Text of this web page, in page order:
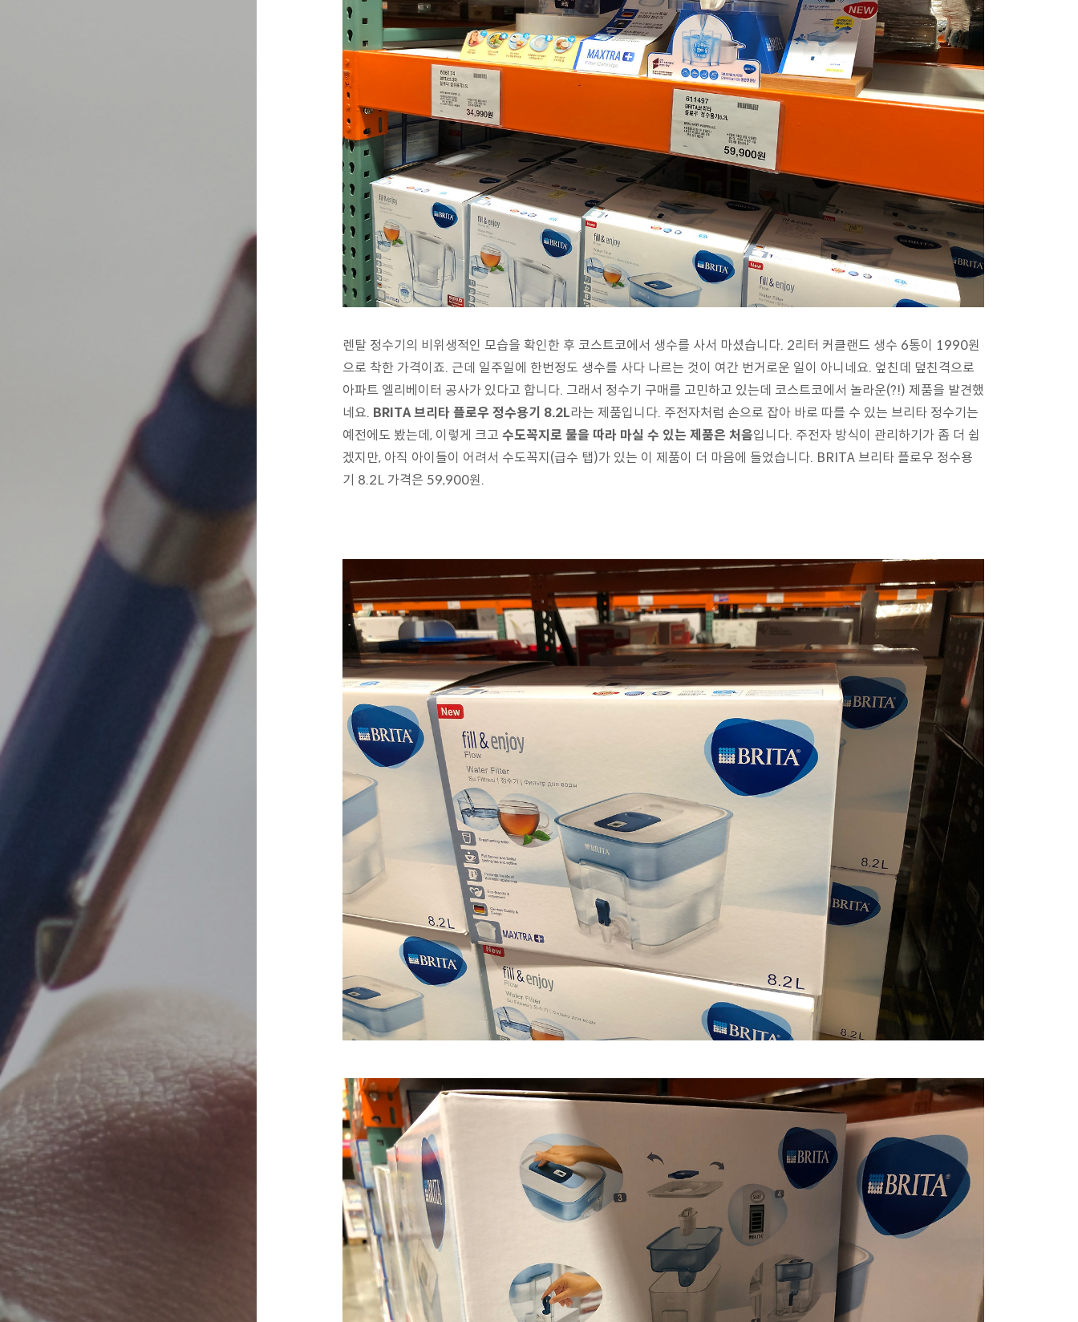
렌탈 정수기의 비위생적인 모습을 확인한 후 코스트코에서 생수를 사서 마셨습니다. 2리터 커클랜드 생수 6통이 1990원
으로 착한 가격이죠. 근데 일주일에 한번정도 생수를 사다 나르는 것이 여간 번거로운 일이 아니네요. 엎친데 덮친격으로
아파트 엘리베이터 공사가 있다고 합니다. 그래서 정수기 구매를 고민하고 있는데 코스트코에서 놀라운(?!) 제품을 발견했
네요. BRITA 브리타 플로우 정수용기 8.2L라는 제품입니다. 주전자처럼 손으로 잡아 바로 따를 수 있는 브리타 정수기는
예전에도 봤는데, 이렇게 크고 수도꼭지로 물을 따라 마실 수 있는 제품은 처음입니다. 주전자 방식이 관리하기가 좀 더 쉽
겠지만, 아직 아이들이 어려서 수도꼭지(급수 탭)가 있는 이 제품이 더 마음에 들었습니다. BRITA 브리타 플로우 정수용
기 8.2L 가격은 59,900원.